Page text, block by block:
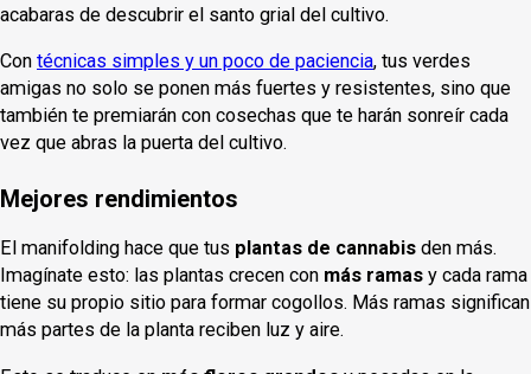
acabaras de descubrir el santo grial del cultivo.
Con técnicas simples y un poco de paciencia, tus verdes
amigas no solo se ponen más fuertes y resistentes, sino que
también te premiarán con cosechas que te harán sonreír cada
vez que abras la puerta del cultivo.
Mejores rendimientos
El manifolding hace que tus plantas de cannabis den más.
Imagínate esto: las plantas crecen con más ramas y cada rama
tiene su propio sitio para formar cogollos. Más ramas significan
más partes de la planta reciben luz y aire.